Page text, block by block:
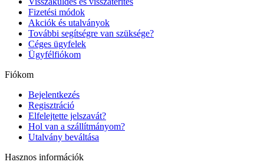
Fizetési módok
Akciók és utalványok
További segítségre van szüksége?
Céges ügyfelek
Ügyfélfiókom
Fiókom
Bejelentkezés
Regisztráció
Elfelejtette jelszavát?
Hol van a szállítmányom?
Utalvány beváltása
Hasznos információk